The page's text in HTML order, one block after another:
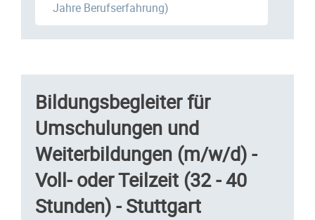
Jahre Berufserfahrung)
Bildungsbegleiter für
Umschulungen und
Weiterbildungen (m/w/d) -
Voll- oder Teilzeit (32 - 40
Stunden) - Stuttgart